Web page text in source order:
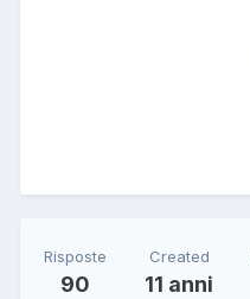
Risposte
90
Created
11 anni